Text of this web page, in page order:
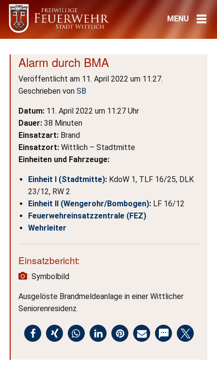
Alarm durch BMA
Veröffentlicht am 11. April 2022 um 11:27.
Geschrieben von SB
Datum: 11. April 2022 um 11:27 Uhr
Dauer: 38 Minuten
Einsatzart: Brand
Einsatzort: Wittlich – Stadtmitte
Einheiten und Fahrzeuge:
Einheit I (Stadtmitte): KdoW 1, TLF 16/25, DLK
23/12, RW 2
Einheit II (Wengerohr/Bombogen): LF 16/12
Feuerwehreinsatzzentrale (FEZ)
Wehrleiter
Einsatzbericht:
: Symbolbild
Ausgelöste Brandmeldeanlage in einer Wittlicher
Seniorenresidenz.